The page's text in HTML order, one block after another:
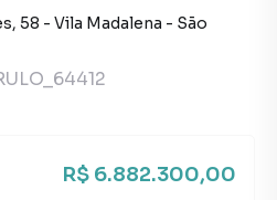
, 58 - Vila Madalena - São
R$ 6.882.300,00